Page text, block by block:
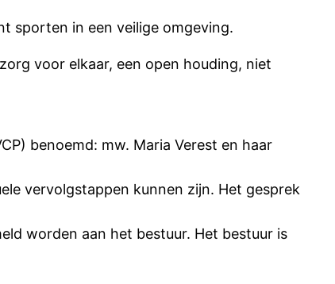
sporten in een veilige omgeving.
voor elkaar, een open houding, niet
benoemd: mw. Maria Verest en haar
vervolgstappen kunnen zijn. Het gesprek
worden aan het bestuur. Het bestuur is